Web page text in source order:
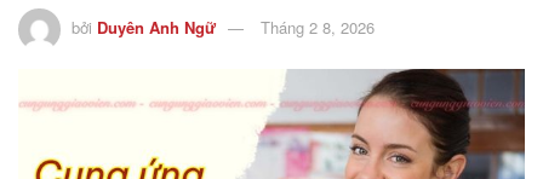
bởi Duyên Anh Ngữ Tháng 2 8, 2026